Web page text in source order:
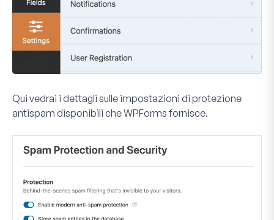
Qui vedrai i dettagli sulle impostazioni di protezione
antispam disponibili che WPForms fornisce.